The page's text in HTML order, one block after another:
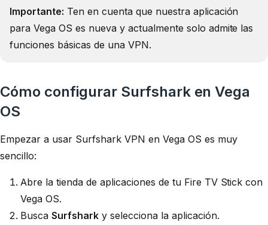
Importante: Ten en cuenta que nuestra aplicación
para Vega OS es nueva y actualmente solo admite las
funciones básicas de una VPN.
Cómo configurar Surfshark en Vega
OS
Empezar a usar Surfshark VPN en Vega OS es muy
sencillo:
Abre la tienda de aplicaciones de tu Fire TV Stick con
Vega OS.
Busca Surfsharky selecciona la aplicación.